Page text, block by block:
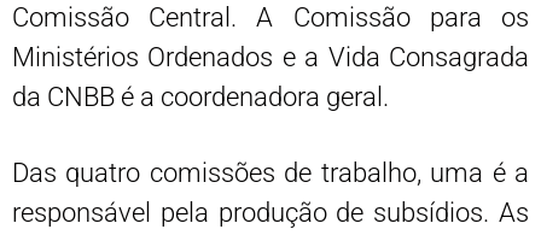
Comissão Central. A Comissão para os
Ministérios Ordenados e a Vida Consagrada
da CNBB é a coordenadora geral.
Das quatro comissões de trabalho, uma é a
responsável pela produção de subsídios. As